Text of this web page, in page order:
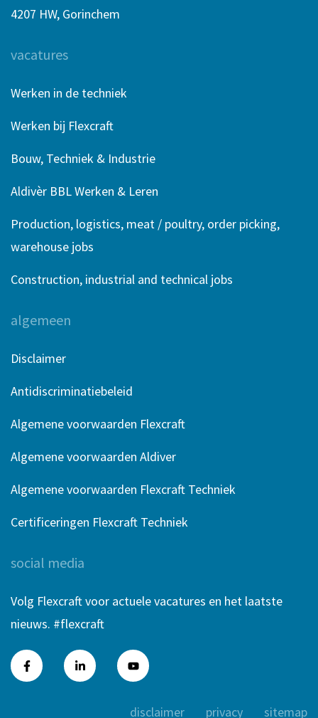
4207 HW, Gorinchem
vacatures
Werken in de techniek
Werken bij Flexcraft
Bouw, Techniek & Industrie
Aldivèr BBL Werken & Leren
Production, logistics, meat / poultry, order picking,
warehouse jobs
Construction, industrial and technical jobs
algemeen
Disclaimer
Antidiscriminatiebeleid
Algemene voorwaarden Flexcraft
Algemene voorwaarden Aldiver
Algemene voorwaarden Flexcraft Techniek
Certificeringen Flexcraft Techniek
social media
Volg Flexcraft voor actuele vacatures en het laatste
nieuws. #flexcraft
disclaimer privacy sitemap